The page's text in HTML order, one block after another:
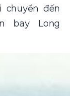
đến
bay Long